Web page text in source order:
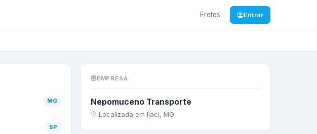
Fretes Entrar
SP—CIMENTO
MG
SP
EMPRESA
Nepomuceno Transporte
Localizada em Ijaci, MG